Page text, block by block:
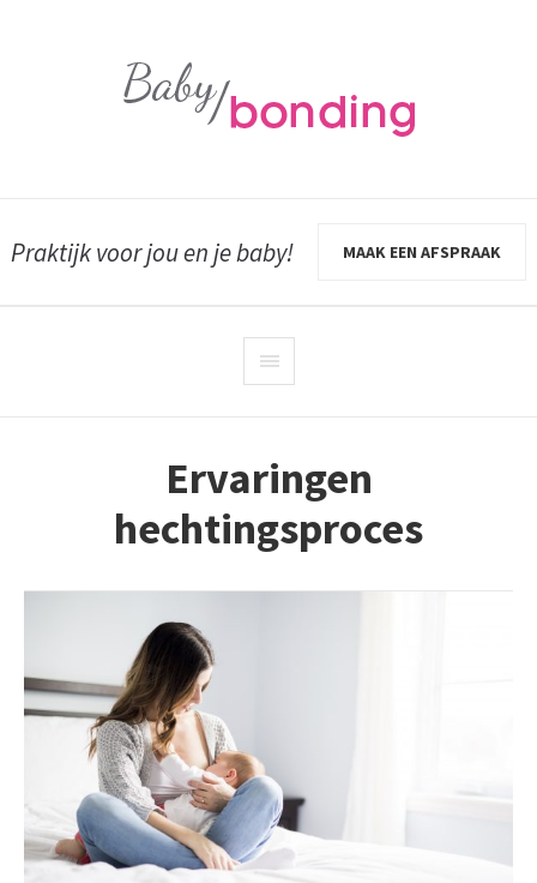
Praktijk voor jou en je baby! MAAK EEN AFSPRAAK
Ervaringen
hechtingsproces